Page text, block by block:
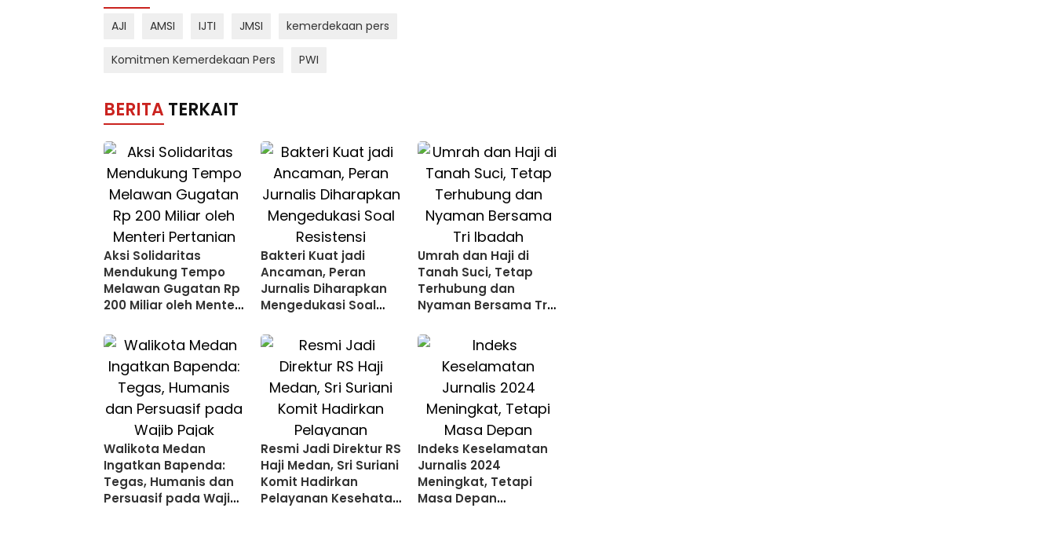
AJI AMSI IJTI JMSI kemerdekaan pers
Komitmen Kemerdekaan Pers PWI
BERITA TERKAIT
Aksi Solidaritas
Mendukung Tempo
Melawan Gugatan Rp
200 Miliar oleh Menteri
Sulaiman
Bakteri Kuat jadi
Ancaman, Peran
Jurnalis Diharapkan
Mengedukasi Soal
Antimikroba
Umrah dan Haji di
Tanah Suci, Tetap
Terhubung dan
Nyaman Bersama Tri
Walikota Medan
Ingatkan Bapenda:
Tegas, Humanis dan
Persuasif pada Wajib
Resmi Jadi Direktur RS
Haji Medan, Sri Suriani
Komit Hadirkan
Pelayanan Kesehatan
Indeks Keselamatan
Jurnalis 2024
Meningkat, Tetapi
Masa Depan